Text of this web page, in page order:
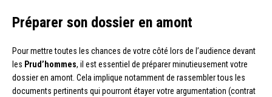
Préparer son dossier en amont
Pour mettre toutes les chances de votre côté lors de l’audience devant
les Prud’hommes, il est essentiel de préparer minutieusement votre
dossier en amont. Cela implique notamment de rassembler tous les
documents pertinents qui pourront étayer votre argumentation (contrat